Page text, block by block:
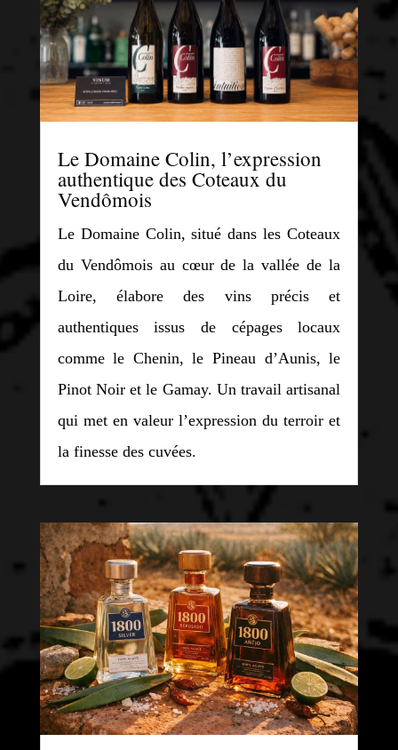
Le Domaine Colin, l’expression
authentique des Coteaux du
Vendômois
Le Domaine Colin, situé dans les Coteaux
du Vendômois au cœur de la vallée de la
Loire, élabore des vins précis et
authentiques issus de cépages locaux
comme le Chenin, le Pineau d’Aunis, le
Pinot Noir et le Gamay. Un travail artisanal
qui met en valeur l’expression du terroir et
la finesse des cuvées.